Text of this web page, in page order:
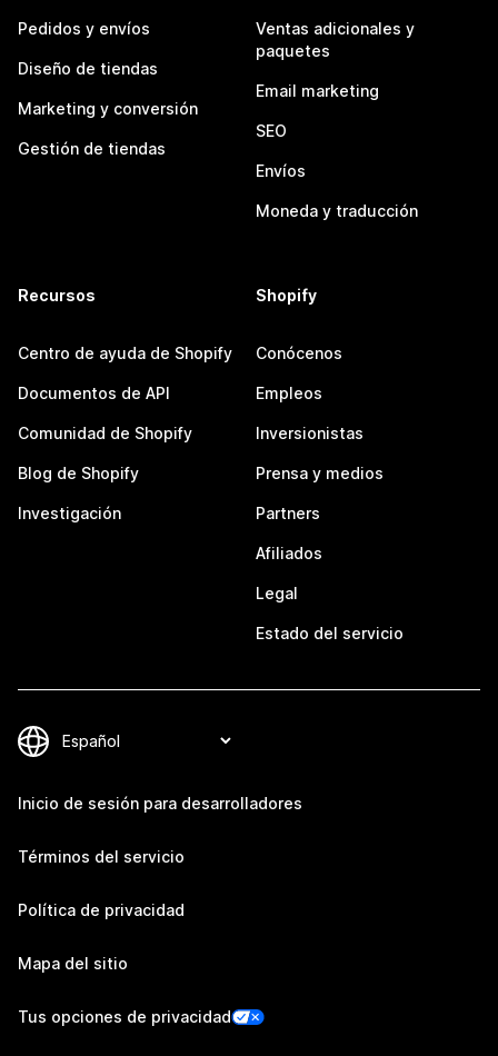
Pedidos y envíos
Diseño de tiendas
Marketing y conversión
Gestión de tiendas
Ventas adicionales y
paquetes
Email marketing
SEO
Envíos
Moneda y traducción
Recursos
Centro de ayuda de Shopify
Documentos de API
Comunidad de Shopify
Blog de Shopify
Investigación
Shopify
Conócenos
Empleos
Inversionistas
Prensa y medios
Partners
Afiliados
Legal
Estado del servicio
Inicio de sesión para desarrolladores
Términos del servicio
Política de privacidad
Mapa del sitio
Tus opciones de privacidad